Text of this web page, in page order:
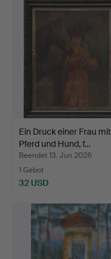
Ein Druck einer Frau mit
Pferd und Hund, f…
Beendet 13. Jun 2026
1 Gebot
32 USD